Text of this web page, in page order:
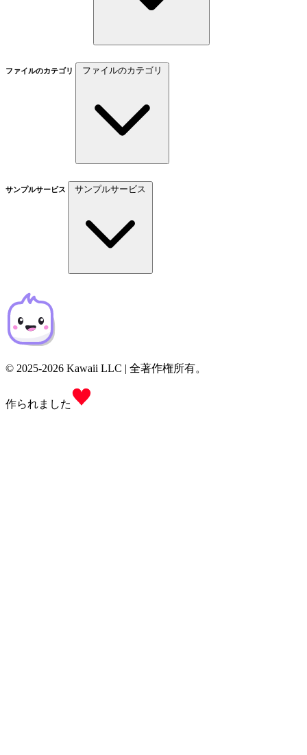
ファイルのカテゴリ ファイルのカテゴリ
サンプルサービス サンプルサービス
© 2025-2026 Kawaii LLC | 全著作権所有。
作られました